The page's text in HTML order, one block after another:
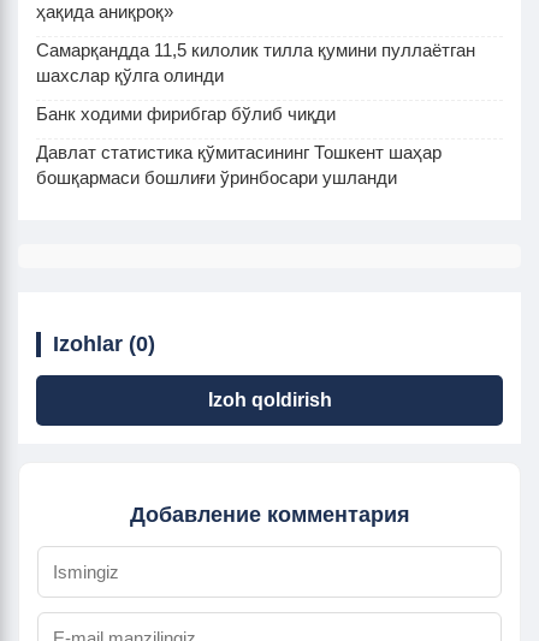
ҳақида аниқроқ»
Самарқандда 11,5 килолик тилла қумини пуллаётган
шахслар қўлга олинди
Банк ходими фирибгар бўлиб чиқди
Давлат статистика қўмитасининг Тошкент шаҳар
бошқармаси бошлиғи ўринбосари ушланди
Izohlar (0)
Izoh qoldirish
Добавление комментария